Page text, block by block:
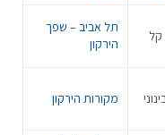
קל
תל אביב – שפך
הירקון
מקורות הירקון